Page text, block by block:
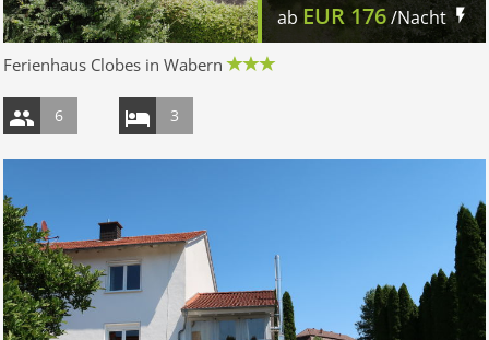
ab EUR 176/Nacht
Ferienhaus Clobes in Wabern
6 3